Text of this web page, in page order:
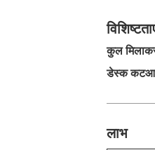
कुल
डेस्क
लाभ